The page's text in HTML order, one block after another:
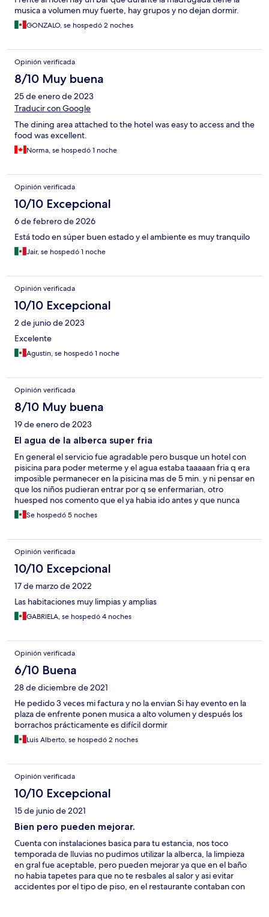
musica a volumen muy fuerte, hay grupos y no dejan dormir.
GONZALO, se hospedó 2 noches
Opinión verificada
8/10 Muy buena
25 de enero de 2023
Traducir con Google
The dining area attached to the hotel was easy to access and the
food was excellent.
Norma, se hospedó 1 noche
Opinión verificada
10/10 Excepcional
6 de febrero de 2026
Está todo en súper buen estado y el ambiente es muy tranquilo
Jair, se hospedó 1 noche
Opinión verificada
10/10 Excepcional
2 de junio de 2023
Excelente
Agustin, se hospedó 1 noche
Opinión verificada
8/10 Muy buena
19 de enero de 2023
El agua de la alberca super fria
En general el servicio fue agradable pero busque un hotel con
pisicina para poder meterme y el agua estaba taaaaan fria q era
imposible permanecer en la pisicina mas de 5 min. y ni pensar en
que los niños pudieran entrar por q se enfermarian, otro
huesped nos comento que el ya habia ido antes y que nunca
estaba tan fria el agua.
Se hospedó 5 noches
Opinión verificada
10/10 Excepcional
17 de marzo de 2022
Las habitaciones muy limpias y amplias
GABRIELA, se hospedó 4 noches
Opinión verificada
6/10 Buena
28 de diciembre de 2021
He pedido 3 veces mi factura y no la envian Si hay evento en la
plaza de enfrente ponen musica a alto volumen y después los
borrachos prácticamente es difícil dormir
Luis Alberto, se hospedó 2 noches
Opinión verificada
10/10 Excepcional
15 de junio de 2021
Bien pero pueden mejorar.
Cuenta con instalaciones basica para tu estancia, nos toco
temporada de lluvias no pudimos utilizar la alberca, la limpieza
en gral fue aceptable, pero pueden mejorar ya que en el baño
no habia tapetes para que no te resbales al salor y asi evitar
accidentes por el tipo de piso, en el restaurante contaban con